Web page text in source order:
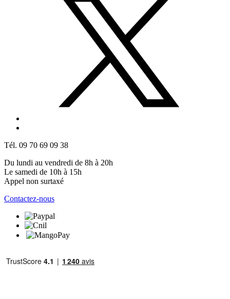
Tél. 09 70 69 09 38
Du lundi au vendredi de 8h à 20h
Le samedi de 10h à 15h
Appel non surtaxé
Contactez-nous